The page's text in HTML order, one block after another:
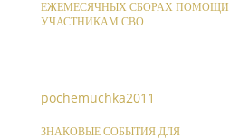
ЕЖЕМЕСЯЧНЫХ СБОРАХ ПОМОЩИ
УЧАСТНИКАМ СВО
pochemuchka2011
ЗНАКОВЫЕ СОБЫТИЯ ДЛЯ